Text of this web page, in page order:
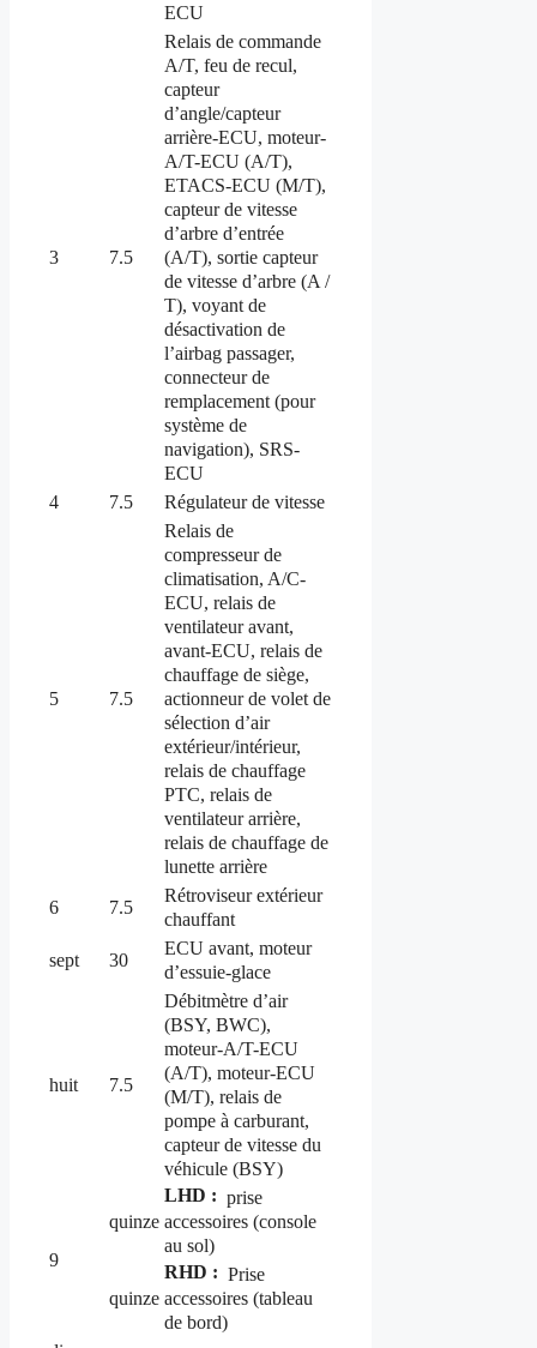
ECU
3 7.5
Relais de commande
A/T, feu de recul,
capteur
d’angle/capteur
arrière-ECU, moteur-
A/T-ECU (A/T),
ETACS-ECU (M/T),
capteur de vitesse
d’arbre d’entrée
(A/T), sortie capteur
de vitesse d’arbre (A /
T), voyant de
désactivation de
l’airbag passager,
connecteur de
remplacement (pour
système de
navigation), SRS-
ECU
4
7.5 Régulateur de vitesse
5 7.5
Relais de
compresseur de
climatisation, A/C-
ECU, relais de
ventilateur avant,
avant-ECU, relais de
chauffage de siège,
actionneur de volet de
sélection d’air
extérieur/intérieur,
relais de chauffage
PTC, relais de
ventilateur arrière,
relais de chauffage de
lunette arrière
6 7.5
Rétroviseur extérieur
chauffant
sept 30
ECU avant, moteur
d’essuie-glace
huit 7.5
Débitmètre d’air
(BSY, BWC),
moteur-A/T-ECU
(A/T), moteur-ECU
(M/T), relais de
pompe à carburant,
capteur de vitesse du
véhicule (BSY)
9
quinze
LHD : prise
accessoires (console
au sol)
quinze
RHD : Prise
accessoires (tableau
de bord)